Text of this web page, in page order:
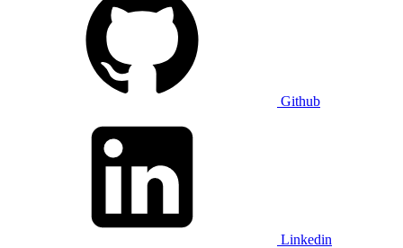
Github
Linkedin